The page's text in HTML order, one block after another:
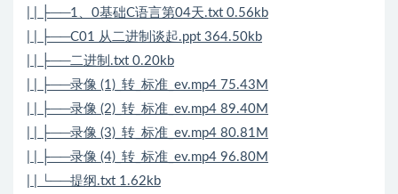
| | ├──1、0基础C语言第04天.txt 0.56kb
| | ├──C01 从二进制谈起.ppt 364.50kb
| | ├──二进制.txt 0.20kb
| | ├──录像 (1)_转_标准_ev.mp4 75.43M
| | ├──录像 (2)_转_标准_ev.mp4 89.40M
| | ├──录像 (3)_转_标准_ev.mp4 80.81M
| | ├──录像 (4)_转_标准_ev.mp4 96.80M
| | └──提纲.txt 1.62kb